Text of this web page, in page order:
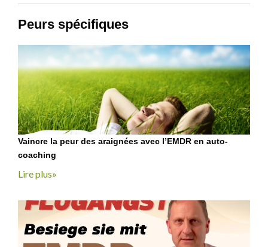
Peurs spécifiques
Vaincre la peur des araignées avec l’EMDR en auto-
coaching
Lire plus»